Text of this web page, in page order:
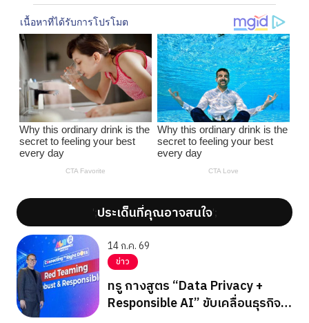
';ประเด็นที่คุณอาจสนใจ';
14 ก.ค. 69
ข่าว
ทรู กางสูตร “Data Privacy +
Responsible AI” ขับเคลื่อนธุรกิจ